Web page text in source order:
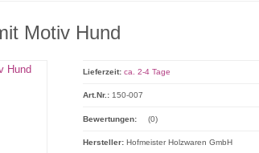
Motiv Hund
Lieferzeit: ca. 2-4 Tage
Art.Nr.: 150-007
Bewertungen: (0)
Hersteller: Hofmeister Holzwaren GmbH